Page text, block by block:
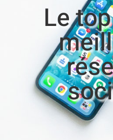
Le